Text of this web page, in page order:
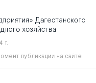
Дагестанского
хозяйства
г.
публикации на сайте